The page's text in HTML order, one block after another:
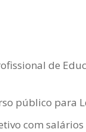
de
público para
com salários